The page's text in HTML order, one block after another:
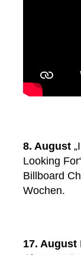
8. August
Looking
Billboard
Wochen.
17. August